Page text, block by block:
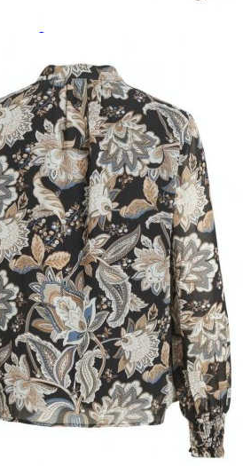
puserot
liivit
neuletakit
neulepuserot
ja hameet
ja collegehousut
housut
farkut
shortsit
korut
päähineet, huivit ja käsineet
ja alusvaatteet
alusvaatteet
sukkahousut
yöasut
aamutakit ja kylpytakit